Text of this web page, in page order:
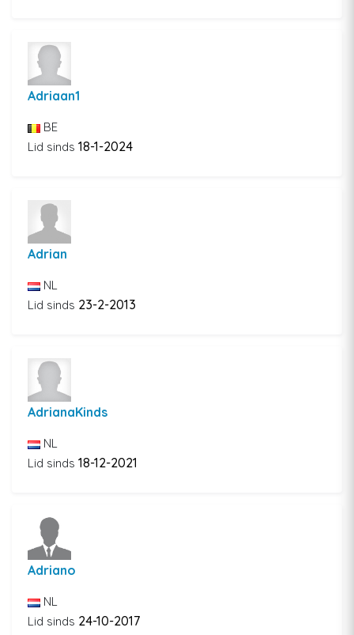
Adriaan1
BE
Lid sinds 18-1-2024
Adrian
NL
Lid sinds 23-2-2013
AdrianaKinds
NL
Lid sinds 18-12-2021
Adriano
NL
Lid sinds 24-10-2017